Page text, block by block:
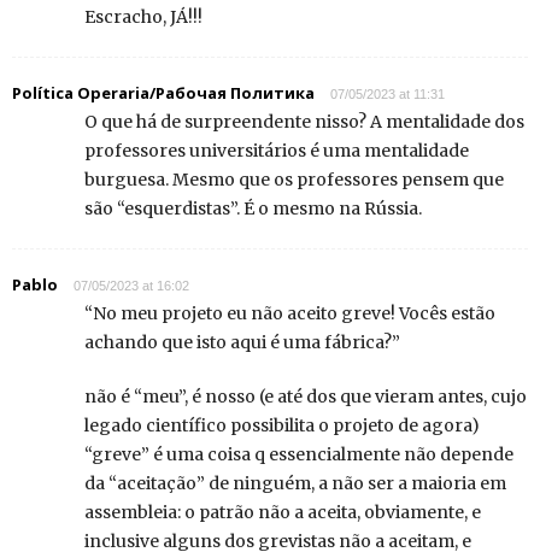
Escracho, JÁ!!!
Política Operaria/Рабочая Политика 07/05/2023 at 11:31
O que há de surpreendente nisso? A mentalidade dos
professores universitários é uma mentalidade
burguesa. Mesmo que os professores pensem que
são “esquerdistas”. É o mesmo na Rússia.
Pablo 07/05/2023 at 16:02
“No meu projeto eu não aceito greve! Vocês estão
achando que isto aqui é uma fábrica?”
não é “meu”, é nosso (e até dos que vieram antes, cujo
legado científico possibilita o projeto de agora)
“greve” é uma coisa q essencialmente não depende
da “aceitação” de ninguém, a não ser a maioria em
assembleia: o patrão não a aceita, obviamente, e
inclusive alguns dos grevistas não a aceitam, e